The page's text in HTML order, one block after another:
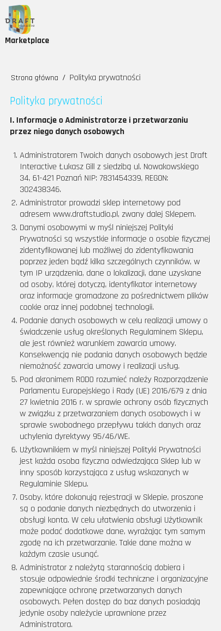
Marketplace
Strona główna / Polityka prywatności
Polityka prywatności
I. Informacje o Administratorze i przetwarzaniu
przez niego danych osobowych
Administratorem Twoich danych osobowych jest Draft
Interactive Łukasz Gill z siedzibą ul. Nowakowskiego
34, 61-421 Poznań NIP: 7831454339, REGON:
302438346.
Administrator prowadzi sklep internetowy pod
adresem www.draftstudio.pl, zwany dalej Sklepem.
Danymi osobowymi w myśl niniejszej Polityki
Prywatności są wszystkie informacje o osobie fizycznej
zidentyfikowanej lub możliwej do zidentyfikowania
poprzez jeden bądź kilka szczególnych czynników, w
tym IP urządzenia, dane o lokalizacji, dane uzyskane
od osoby, której dotyczą, identyfikator internetowy
oraz informacje gromadzone za pośrednictwem plików
cookie oraz innej podobnej technologii.
Podanie danych osobowych w celu realizacji umowy o
świadczenie usług określonych Regulaminem Sklepu,
ale jest również warunkiem zawarcia umowy.
Konsekwencją nie podania danych osobowych będzie
niemożność zawarcia umowy i realizacji usług.
Pod akronimem RODO rozumieć należy Rozporządzenie
Parlamentu Europejskiego i Rady (UE) 2016/679 z dnia
27 kwietnia 2016 r. w sprawie ochrony osób fizycznych
w związku z przetwarzaniem danych osobowych i w
sprawie swobodnego przepływu takich danych oraz
uchylenia dyrektywy 95/46/WE.
Użytkownikiem w myśl niniejszej Polityki Prywatności
jest każda osoba fizyczna odwiedzająca Sklep lub w
inny sposób korzystająca z usług wskazanych w
Regulaminie Sklepu.
Osoby, które dokonują rejestracji w Sklepie, proszone
są o podanie danych niezbędnych do utworzenia i
obsługi konta. W celu ułatwienia obsługi Użytkownik
może podać dodatkowe dane, wyrażając tym samym
zgodę na ich przetwarzanie. Takie dane można w
każdym czasie usunąć.
Administrator z należytą starannością dobiera i
stosuje odpowiednie środki techniczne i organizacyjne
zapewniające ochronę przetwarzanych danych
osobowych. Pełen dostęp do baz danych posiadają
jedynie osoby należycie uprawnione przez
Administratora.